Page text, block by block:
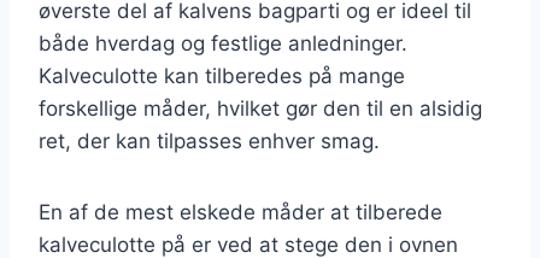
øverste del af kalvens bagparti og er ideel til
både hverdag og festlige anledninger.
Kalveculotte kan tilberedes på mange
forskellige måder, hvilket gør den til en alsidig
ret, der kan tilpasses enhver smag.
En af de mest elskede måder at tilberede
kalveculotte på er ved at stege den i ovnen